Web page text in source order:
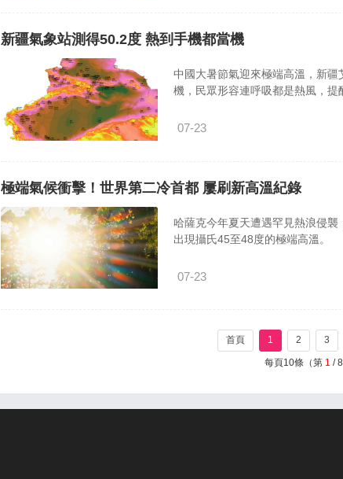
新疆氣象站測得50.2度 熱到手機都當機
中國大暑節氣迎來極端高溫，新
機，民眾形容連呼吸都是熱風，提
07-23
極端氣候衝擊！世界第二冷首都 屢刷新高溫紀錄
哈薩克今年夏天遭遇罕見熱浪侵
出現攝氏45至48度的極端高溫。
07-23
首頁 1 2 3
每頁10條（第 1 /